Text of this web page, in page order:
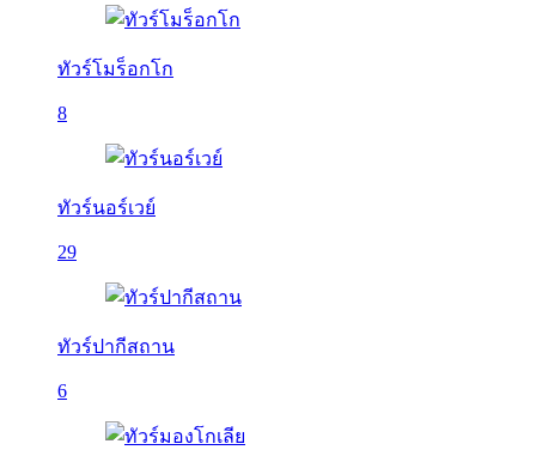
ทัวร์โมร็อกโก
8
ทัวร์นอร์เวย์
29
ทัวร์ปากีสถาน
6